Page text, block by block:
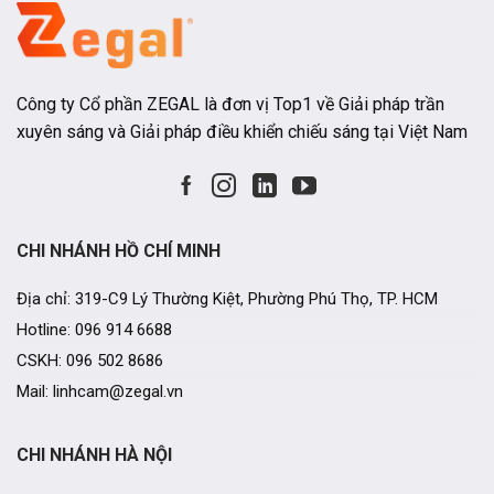
Công ty Cổ phần ZEGAL là đơn vị Top1 về Giải pháp trần
xuyên sáng và Giải pháp điều khiển chiếu sáng tại Việt Nam
CHI NHÁNH HÀ NỘI
CHI NHÁNH HỒ CHÍ MINH
Địa chỉ: 319-C9 Lý Thường Kiệt, Phường Phú Thọ, TP. HCM
Hotline: 096 914 6688
CSKH: 096 502 8686
Mail: linhcam@zegal.vn